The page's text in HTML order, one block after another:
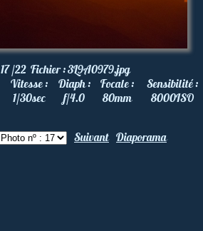
17 /22 Fichier :3L9A0979.jpg
Vitesse :
1/30sec
Diaph :
f/4.0
Focale :
80mm
Sensibilité :
8000ISO
Suivant Diaporama